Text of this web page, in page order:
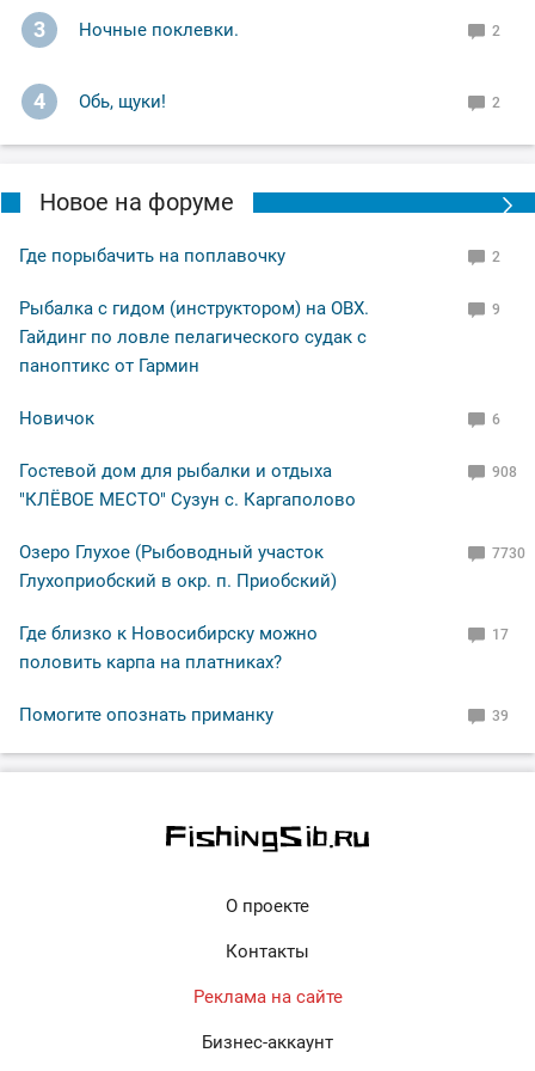
3 Ночные поклевки. 2
4 Обь, щуки! 2
Новое на форуме
Где порыбачить на поплавочку 2
Рыбалка с гидом (инструктором) на ОВХ.
Гайдинг по ловле пелагического судак с
паноптикс от Гармин
9
Новичок 6
Гостевой дом для рыбалки и отдыха
"КЛЁВОЕ МЕСТО" Сузун с. Каргаполово
908
Озеро Глухое (Рыбоводный участок
Глухоприобский в окр. п. Приобский)
7730
Где близко к Новосибирску можно
половить карпа на платниках?
17
Помогите опознать приманку 39
О проекте
Контакты
Реклама на сайте
Бизнес-аккаунт